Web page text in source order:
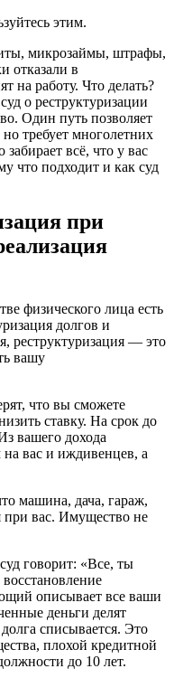
этим.
микрозаймы, штрафы,
отказали в
на работу. Что делать?
о реструктуризации
Один путь позволяет
требует многолетних
всё, что у вас
что подходит и как суд
при
физического лица есть
долгов и
реструктуризация — это
вашу
что вы сможете
ставку. На срок до
вашего дохода
вас и иждивенцев, а
машина, дача, гараж,
при вас. Имущество не
говорит: «Все, ты
описывает все ваши
деньги делят
списывается. Это
плохой кредитной
до 10 лет.